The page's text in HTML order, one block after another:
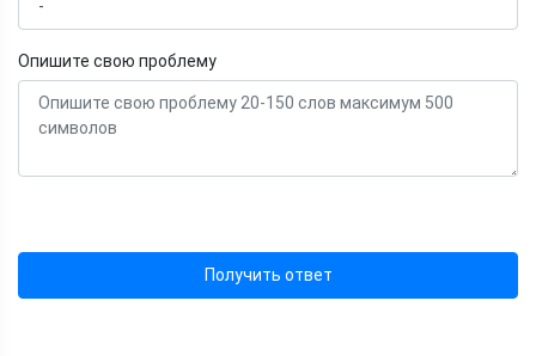
Опишите свою проблему
Получить ответ